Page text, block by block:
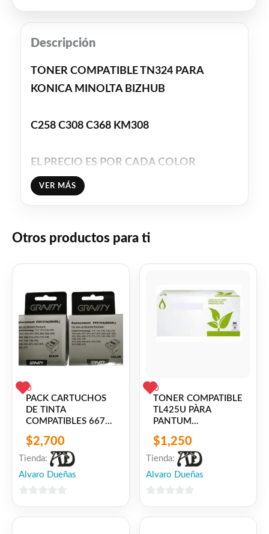
Descripción
TONER COMPATIBLE TN324 PARA
KONICA MINOLTA BIZHUB
C258 C308 C368 KM308
EL PRECIO ES POR CADA COLOR
COLORES DISPONIBLES : NEGRO, CIAN,
Share Facebook
WhatsApp
GmailEmailCopy
Link
Twitter
Share
❤ME GUSTA0
👍 0 personas recomiendan este producto
VER MÁS
Otros productos para ti
0
PACK CARTUCHOS
DE TINTA
COMPATIBLES 667XL
NEGRO + COLOR
PARA HP DESKJET
PLUS INK
ADVANTAGE
$2,700
Tienda:
Alvaro Dueñas
0
TONER COMPATIBLE
TL425U PÀRA
PANTUM
P3305DN/DW,
M7105DN/DW
$1,250
Tienda:
Alvaro Dueñas